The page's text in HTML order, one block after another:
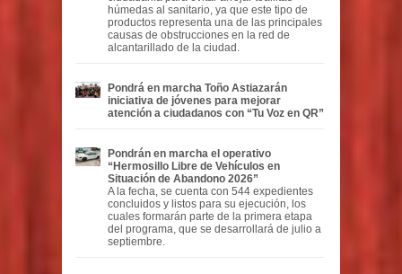
húmedas al sanitario, ya que este tipo de
productos representa una de las principales
causas de obstrucciones en la red de
alcantarillado de la ciudad.
Pondrá en marcha Toño Astiazarán
iniciativa de jóvenes para mejorar
atención a ciudadanos con “Tu Voz en QR”
Pondrán en marcha el operativo
“Hermosillo Libre de Vehículos en
Situación de Abandono 2026”
A la fecha, se cuenta con 544 expedientes
concluidos y listos para su ejecución, los
cuales formarán parte de la primera etapa
del programa, que se desarrollará de julio a
septiembre.